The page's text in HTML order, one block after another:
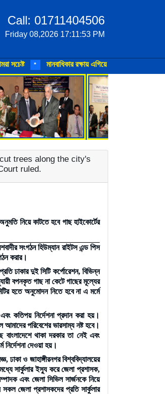
Call: 01711404506
Friday 08,2026 17:11:53 PM
* মানবাধিকার রক্ষায় এগিয়ে আসুন
trees along the city's
ruled.
নিয়ে কাটতে হবে গাছ হাইকোর্টের
সংগঠন হিউম্যান রাইটস এন্ড পিস
করার।
ঢাকার দুই সিটি কর্পোরেশন, বিভিন্ন
বপনকৃত গাছ না কেটে গাছের মূল্যের
হতে অনুমোদন নিতে হবে না এ মর্মে
কতিপয় নির্দেশনা প্রদান করা হয়।
পরিবেশের ভারসাম্য নষ্ট হবে।
থাকা দরকার তা নেই এবং
দেওয়া হয়।
ও জাহাঙ্গীরনগর বিশ্ববিদ্যালয়ের
সার্কুলার ইস্যু করে জেলা প্রশাসক,
এবং জেলা সিভিল সার্জনকে নিয়ে
জেলা প্রশাসকদের প্রতি সার্কুলার